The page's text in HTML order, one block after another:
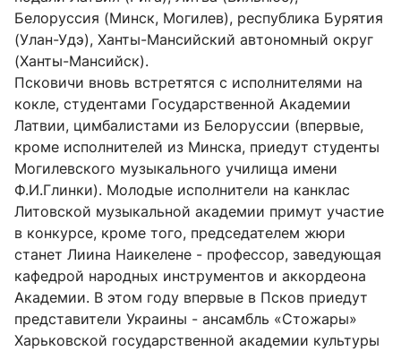
Белоруссия (Минск, Могилев), республика Бурятия
(Улан-Удэ), Ханты-Мансийский автономный округ
(Ханты-Мансийск).
Псковичи вновь встретятся с исполнителями на
кокле, студентами Государственной Академии
Латвии, цимбалистами из Белоруссии (впервые,
кроме исполнителей из Минска, приедут студенты
Могилевского музыкального училища имени
Ф.И.Глинки). Молодые исполнители на канклас
Литовской музыкальной академии примут участие
в конкурсе, кроме того, председателем жюри
станет Лиина Наикелене - профессор, заведующая
кафедрой народных инструментов и аккордеона
Академии. В этом году впервые в Псков приедут
представители Украины - ансамбль «Стожары»
Харьковской государственной академии культуры